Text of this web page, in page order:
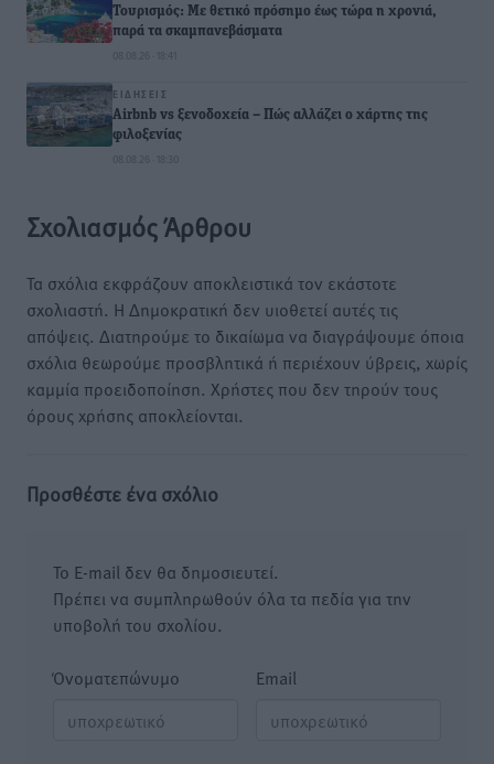
Τουρισμός: Με θετικό πρόσημο έως τώρα η χρονιά,
παρά τα σκαμπανεβάσματα
08.08.26 · 18:41
ΕΙΔΉΣΕΙΣ
Airbnb vs ξενοδοχεία – Πώς αλλάζει ο χάρτης της
φιλοξενίας
08.08.26 · 18:30
Σχολιασμός Άρθρου
Τα σχόλια εκφράζουν αποκλειστικά τον εκάστοτε
σχολιαστή. Η Δημοκρατική δεν υιοθετεί αυτές τις
απόψεις. Διατηρούμε το δικαίωμα να διαγράψουμε όποια
σχόλια θεωρούμε προσβλητικά ή περιέχουν ύβρεις, χωρίς
καμμία προειδοποίηση. Χρήστες που δεν τηρούν τους
όρους χρήσης αποκλείονται.
Προσθέστε ένα σχόλιο
Το E-mail δεν θα δημοσιευτεί.
Πρέπει να συμπληρωθούν όλα τα πεδία για την
υποβολή του σχολίου.
Όνοματεπώνυμο Email